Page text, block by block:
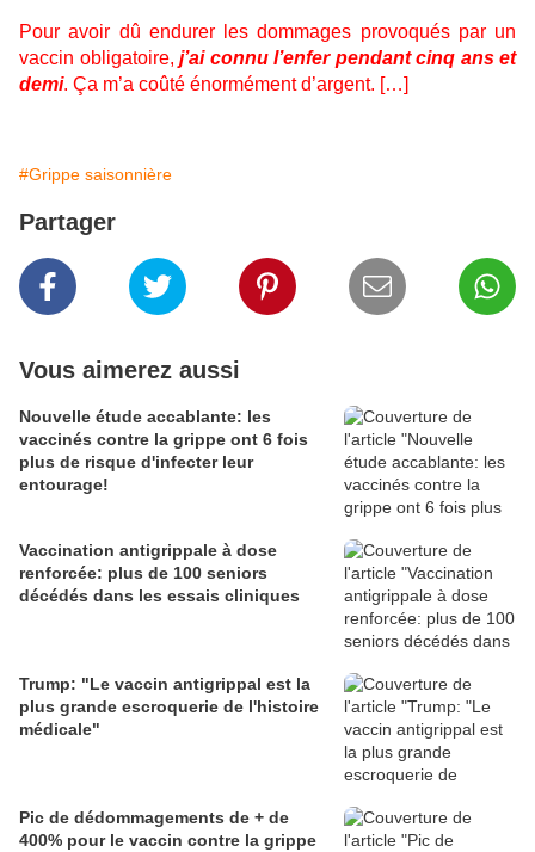
Pour avoir dû endurer les dommages provoqués par un
vaccin obligatoire, j’ai connu l’enfer pendant cinq ans et
demi. Ça m’a coûté énormément d’argent. […]
#Grippe saisonnière
Partager
Vous aimerez aussi
Nouvelle étude accablante: les
vaccinés contre la grippe ont 6 fois
plus de risque d'infecter leur
entourage!
Vaccination antigrippale à dose
renforcée: plus de 100 seniors
décédés dans les essais cliniques
Trump: "Le vaccin antigrippal est la
plus grande escroquerie de l'histoire
médicale"
Pic de dédommagements de + de
400% pour le vaccin contre la grippe